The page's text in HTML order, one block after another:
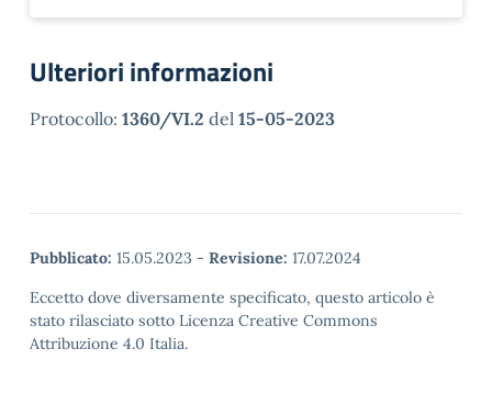
Ulteriori informazioni
Protocollo: 1360/VI.2 del 15-05-2023
Pubblicato: 15.05.2023 - Revisione: 17.07.2024
Eccetto dove diversamente specificato, questo articolo è
stato rilasciato sotto Licenza Creative Commons
Attribuzione 4.0 Italia.